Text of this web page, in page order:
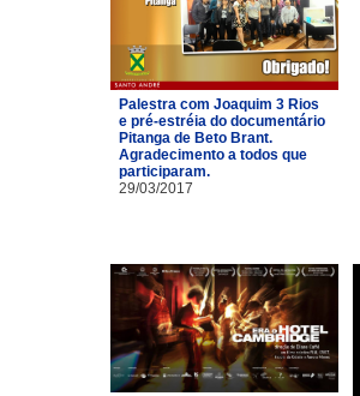
Palestra com Joaquim 3 Rios
e pré-estréia do documentário
Pitanga de Beto Brant.
Agradecimento a todos que
participaram.
29/03/2017